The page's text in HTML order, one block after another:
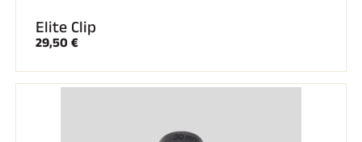
Elite Clip
29,50 €